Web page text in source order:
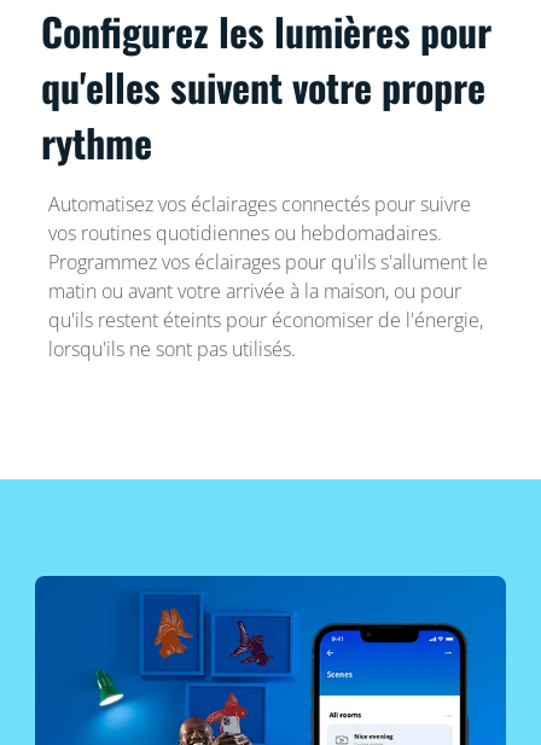
Configurez les lumières pour
qu'elles suivent votre propre
rythme
Automatisez vos éclairages connectés pour suivre
vos routines quotidiennes ou hebdomadaires.
Programmez vos éclairages pour qu'ils s'allument le
matin ou avant votre arrivée à la maison, ou pour
qu'ils restent éteints pour économiser de l'énergie,
lorsqu'ils ne sont pas utilisés.